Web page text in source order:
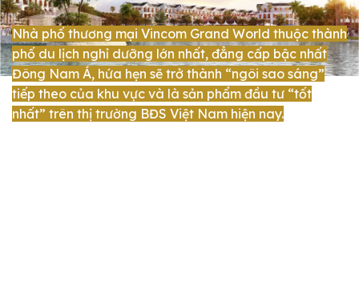
Nhà phố thương mại Vincom Grand World thuộc thành
phố du lịch nghỉ dưỡng lớn nhất, đẳng cấp bậc nhất
Đông Nam Á, hứa hẹn sẽ trở thành “ngôi sao sáng”
tiếp theo của khu vực và là sản phẩm đầu tư “tốt
nhất” trên thị trường BĐS Việt Nam hiện nay.